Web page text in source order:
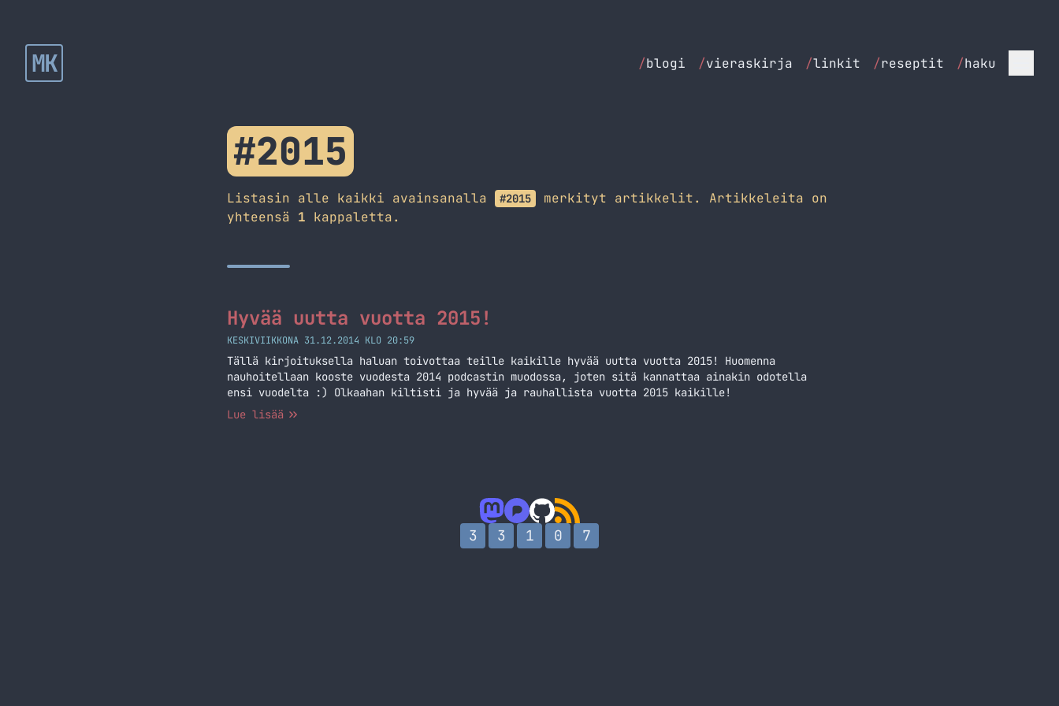
MK /blogi /vieraskirja /linkit /reseptit /haku
#2015
Listasin alle kaikki avainsanalla #2015
merkityt artikkelit. Artikkeleita on
yhteensä 1 kappaletta.
Hyvää uutta vuotta 2015!
KESKIVIIKKONA 31.12.2014 KLO 20:59
Tällä kirjoituksella haluan toivottaa teille kaikille hyvää uutta vuotta 2015! Huomenna
nauhoitellaan kooste vuodesta 2014 podcastin muodossa, joten sitä kannattaa ainakin odotella
ensi vuodelta :) Olkaahan kiltisti ja hyvää ja rauhallista vuotta 2015 kaikille!
Lue lisää
3 3 1 0 7